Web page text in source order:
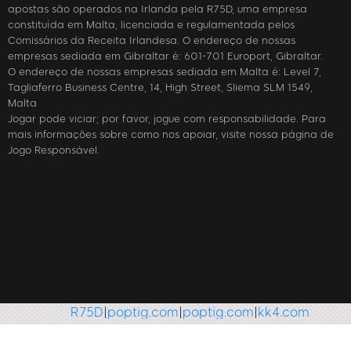
apostas são operados na Irlanda pela R75D, uma empresa
constituída em Malta, licenciada e regulamentada pelos
Comissários da Receita Irlandesa. O endereço de nossas
empresas sediada em Gibraltar é: 601-701 Europort, Gibraltar.
O endereço de nossas empresas sediada em Malta é: Level 7,
Tagliaferro Business Centre, 14, High Street, Sliema SLM 1549,
Malta
Jogar pode viciar; por favor, jogue com responsabilidade. Para
mais informações sobre como nos apoiar, visite nossa página de
Jogo Responsável.
|poptig.com|poptig.com|kk4.com